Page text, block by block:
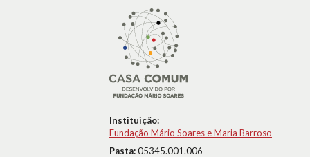
Instituição:
Fundação Mário Soares e Maria Barroso
Pasta:05345.001.006